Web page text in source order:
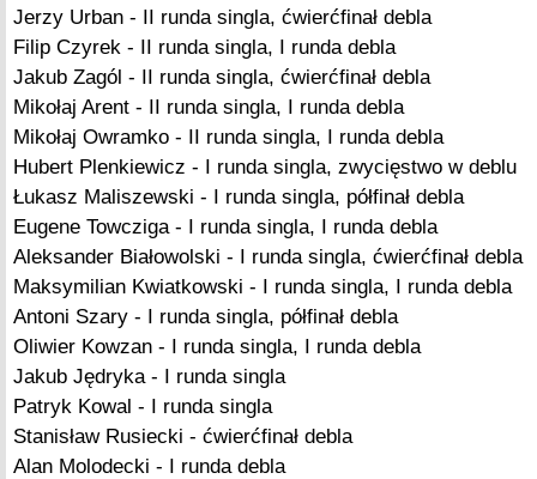
Jerzy Urban - II runda singla, ćwierćfinał debla
Filip Czyrek - II runda singla, I runda debla
Jakub Zagól - II runda singla, ćwierćfinał debla
Mikołaj Arent - II runda singla, I runda debla
Mikołaj Owramko - II runda singla, I runda debla
Hubert Plenkiewicz - I runda singla, zwycięstwo w deblu
Łukasz Maliszewski - I runda singla, półfinał debla
Eugene Towcziga - I runda singla, I runda debla
Aleksander Białowolski - I runda singla, ćwierćfinał debla
Maksymilian Kwiatkowski - I runda singla, I runda debla
Antoni Szary - I runda singla, półfinał debla
Oliwier Kowzan - I runda singla, I runda debla
Jakub Jędryka - I runda singla
Patryk Kowal - I runda singla
Stanisław Rusiecki - ćwierćfinał debla
Alan Molodecki - I runda debla